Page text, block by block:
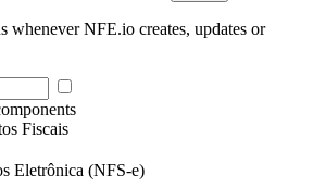
whenever NFE.io creates, updates or
Fiscais
Eletrônica (NFS-e)